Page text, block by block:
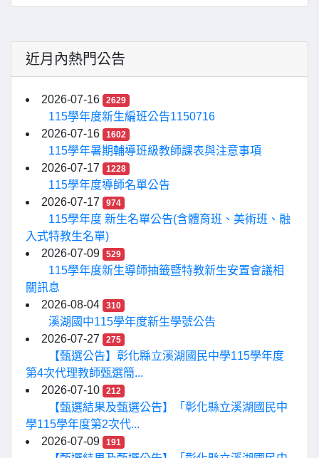
近月內熱門公告
2026-07-16 2629
115學年度新生編班公告1150716
2026-07-16
1602
115學年暑期輔導班級教師課表與注意事項
2026-07-17
1228
115學年度導師名單公告
2026-07-17
974
115學年度 新生名單公告(含體育班、美術班、融
入式特教生名單)
2026-07-09
529
115學年度新生導師抽籤暨特教新生安置會議相
關訊息
2026-08-04
310
溪湖國中115學年度新生學號公告
2026-07-27
275
【甄選公告】彰化縣立溪湖國民中學115學年度
第4次代理教師甄選簡...
2026-07-10
212
【甄選結果及甄選公告】「彰化縣立溪湖國民中
學115學年度第2次代...
2026-07-09
191